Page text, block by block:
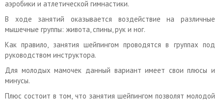
аэробики и атлетической гимнастики.
В ходе занятий оказывается воздействие на различные
мышечные группы: живота, спины, рук и ног.
Как правило, занятия шейпингом проводятся в группах под
руководством инструктора.
Для молодых мамочек данный вариант имеет свои плюсы и
минусы.
Плюс состоит в том, что занятия шейпингом позволят молодой